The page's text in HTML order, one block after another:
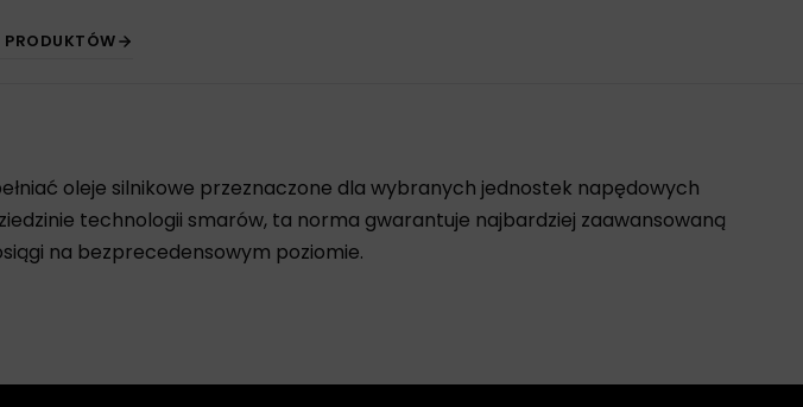
oleje silnikowe przeznaczone dla wybranych jednostek napędowych
technologii smarów, ta norma gwarantuje najbardziej zaawansowaną
na bezprecedensowym poziomie.